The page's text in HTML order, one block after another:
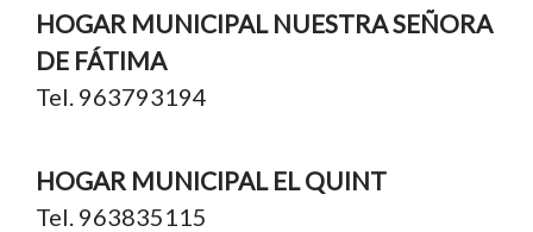
HOGAR MUNICIPAL NUESTRA SEÑORA
DE FÁTIMA
Tel. 963793194
HOGAR MUNICIPAL EL QUINT
Tel. 963835115